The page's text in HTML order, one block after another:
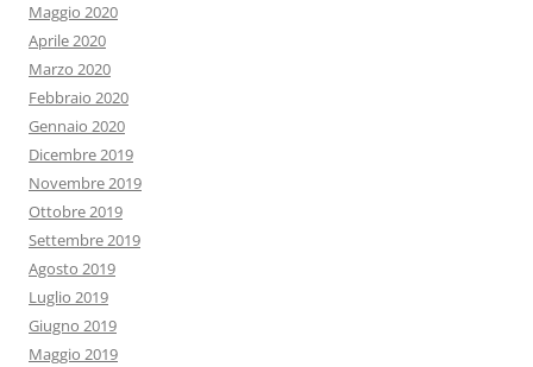
Maggio 2020
Aprile 2020
Marzo 2020
Febbraio 2020
Gennaio 2020
Dicembre 2019
Novembre 2019
Ottobre 2019
Settembre 2019
Agosto 2019
Luglio 2019
Giugno 2019
Maggio 2019